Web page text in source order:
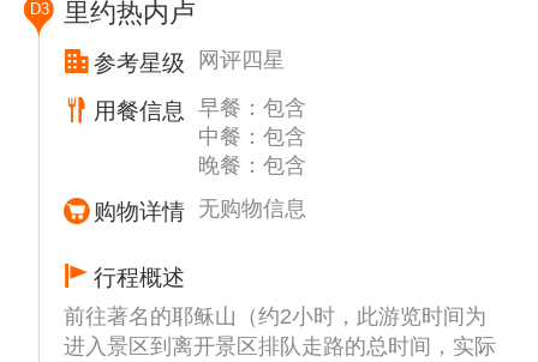
D3 里约热内卢
参考星级 网评四星
用餐信息
早餐：包含
中餐：包含
晚餐：包含
购物详情 无购物信息
行程概述
前往著名的耶稣山（约2小时，此游览时间为
进入景区到离开景区排队走路的总时间，实际